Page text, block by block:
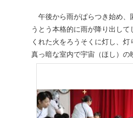
午後から雨がぱらつき始め、
うとう本格的に雨が降り出し
くれた火をろうそくに灯し、
真っ暗な室内で宇宙（ほし）の